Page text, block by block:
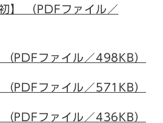
】 （PDFファイル／
PDFファイル／498KB）
PDFファイル／571KB）
PDFファイル／436KB）